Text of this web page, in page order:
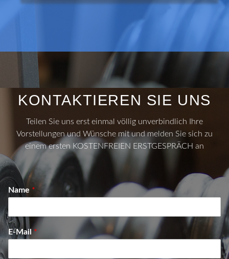
KONTAKTIEREN SIE UNS
Teilen Sie uns erst einmal völlig unverbindlich Ihre
Vorstellungen und Wünsche mit und melden Sie sich zu
einem ersten KOSTENFREIEN ERSTGESPRÄCH an
Name *
E-Mail*